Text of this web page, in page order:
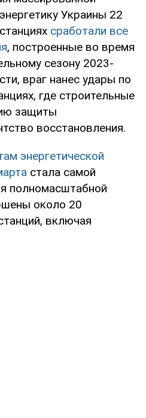
Украины 22
сработали все
, построенные во время
сезону 2023-
враг нанес удары по
где строительные
защиты
восстановления.
энергетической
стала самой
полномасштабной
около 20
включая